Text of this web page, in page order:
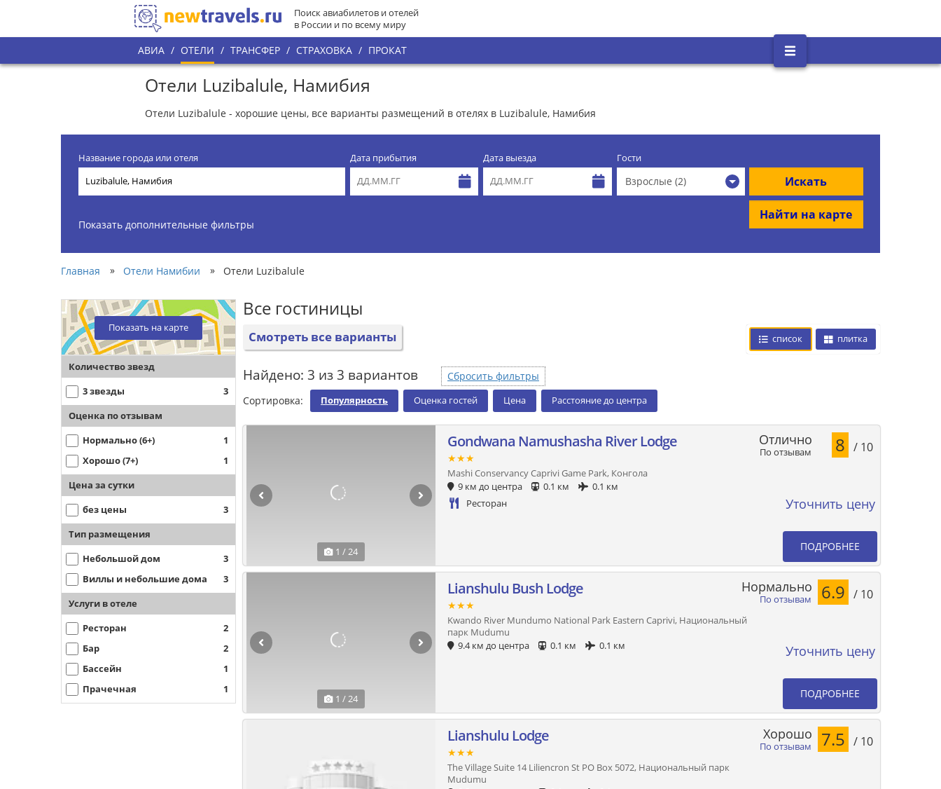
Поиск авиабилетов и отелей
в России и по всему миру
АВИА / ОТЕЛИ / ТРАНСФЕР / СТРАХОВКА / ПРОКАТ
Отели Luzibalule, Намибия
Отели Luzibalule - хорошие цены, все варианты размещений в отелях в Luzibalule, Намибия
Название города или отеля Дата прибытия Дата выезда Гости
Взрослые (2) Искать
Найти на карте
Показать дополнительные фильтры
Главная » Отели Намибии » Отели Luzibalule
Показать на карте
Количество звезд
3 звезды 3
Оценка по отзывам
Нормально (6+)
1
Хорошо (7+)
1
Цена за сутки
без цены 3
Тип размещения
Небольшой дом
3
Виллы и небольшие дома
3
Услуги в отеле
Ресторан
2
Бар
2
Бассейн
1
Прачечная
1
Все гостиницы
Смотреть все варианты список плитка
Найдено: 3 из 3 вариантов
Сбросить фильтры
Сортировка:
Популярность Оценка гостей Цена Расстояние до центра
1 / 24
Gondwana Namushasha River Lodge
★★★
Mashi Conservancy Caprivi Game Park, Конгола
9 км до центра
0.1 км
0.1 км
Ресторан
По отзывам
Отлично 8 / 10
Уточнить цену
ПОДРОБНЕЕ
1 / 24
Lianshulu Bush Lodge
★★★
Kwando River Mundumo National Park Eastern Caprivi, Национальный
парк Mudumu
9.4 км до центра
0.1 км 0.1 км
По отзывам
Нормально 6.9 / 10
Уточнить цену
ПОДРОБНЕЕ
Lianshulu Lodge
★★★
The Village Suite 14 Liliencron St PO Box 5072, Национальный парк
Mudumu
По отзывам
Хорошо 7.5 / 10